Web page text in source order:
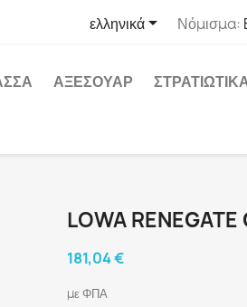
ελληνικά Νόμισμα:
ΑΞΕΣΟΥΑΡ
LOWA RENEGATE
181,04 €
με ΦΠΑ